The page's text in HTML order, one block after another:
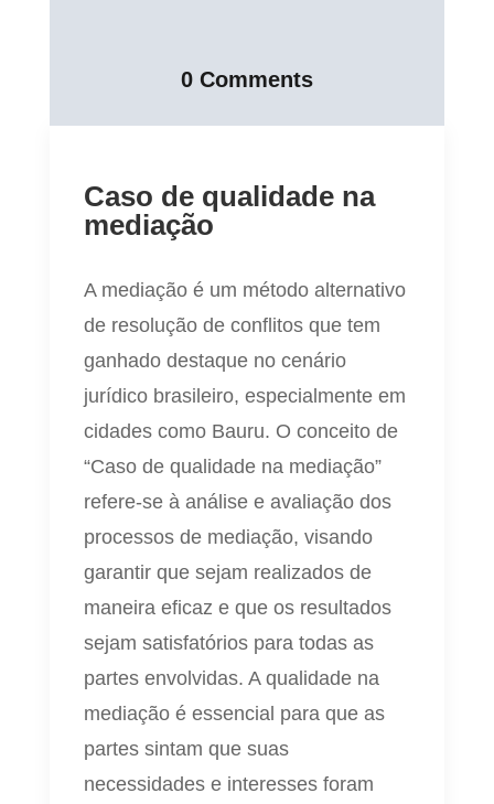
0 Comments
Caso de qualidade na
mediação
A mediação é um método alternativo
de resolução de conflitos que tem
ganhado destaque no cenário
jurídico brasileiro, especialmente em
cidades como Bauru. O conceito de
“Caso de qualidade na mediação”
refere-se à análise e avaliação dos
processos de mediação, visando
garantir que sejam realizados de
maneira eficaz e que os resultados
sejam satisfatórios para todas as
partes envolvidas. A qualidade na
mediação é essencial para que as
partes sintam que suas
necessidades e interesses foram